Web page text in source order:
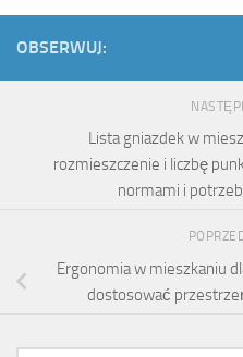
OBSERWUJ:
Lista gniazdek w
rozmieszczenie i liczbę
normami i
Ergonomia w mieszkaniu
dostosować